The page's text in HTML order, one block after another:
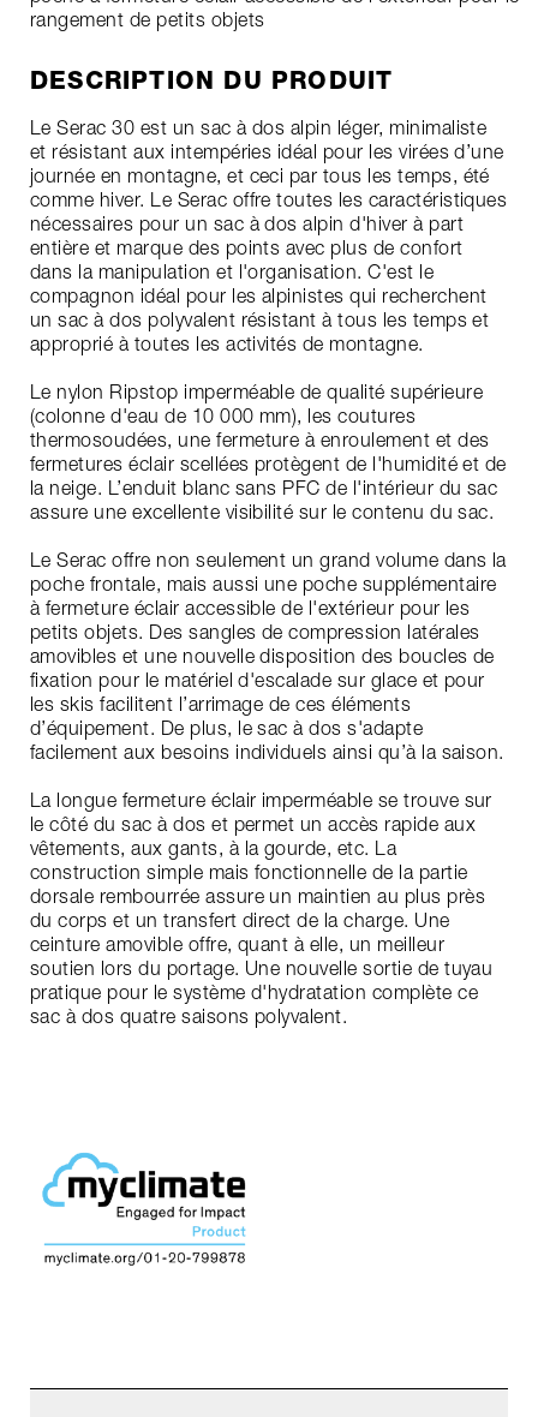
rangement de petits objets
DESCRIPTION DU PRODUIT
Le Serac 30 est un sac à dos alpin léger, minimaliste
et résistant aux intempéries idéal pour les virées d’une
journée en montagne, et ceci par tous les temps, été
comme hiver. Le Serac offre toutes les caractéristiques
nécessaires pour un sac à dos alpin d'hiver à part
entière et marque des points avec plus de confort
dans la manipulation et l'organisation. C'est le
compagnon idéal pour les alpinistes qui recherchent
un sac à dos polyvalent résistant à tous les temps et
approprié à toutes les activités de montagne.
Le nylon Ripstop imperméable de qualité supérieure
(colonne d'eau de 10 000 mm), les coutures
thermosoudées, une fermeture à enroulement et des
fermetures éclair scellées protègent de l'humidité et de
la neige. L’enduit blanc sans PFC de l'intérieur du sac
assure une excellente visibilité sur le contenu du sac.
Le Serac offre non seulement un grand volume dans la
poche frontale, mais aussi une poche supplémentaire
à fermeture éclair accessible de l'extérieur pour les
petits objets. Des sangles de compression latérales
amovibles et une nouvelle disposition des boucles de
fixation pour le matériel d'escalade sur glace et pour
les skis facilitent l’arrimage de ces éléments
d’équipement. De plus, le sac à dos s'adapte
facilement aux besoins individuels ainsi qu’à la saison.
La longue fermeture éclair imperméable se trouve sur
le côté du sac à dos et permet un accès rapide aux
vêtements, aux gants, à la gourde, etc. La
construction simple mais fonctionnelle de la partie
dorsale rembourrée assure un maintien au plus près
du corps et un transfert direct de la charge. Une
ceinture amovible offre, quant à elle, un meilleur
soutien lors du portage. Une nouvelle sortie de tuyau
pratique pour le système d'hydratation complète ce
sac à dos quatre saisons polyvalent.